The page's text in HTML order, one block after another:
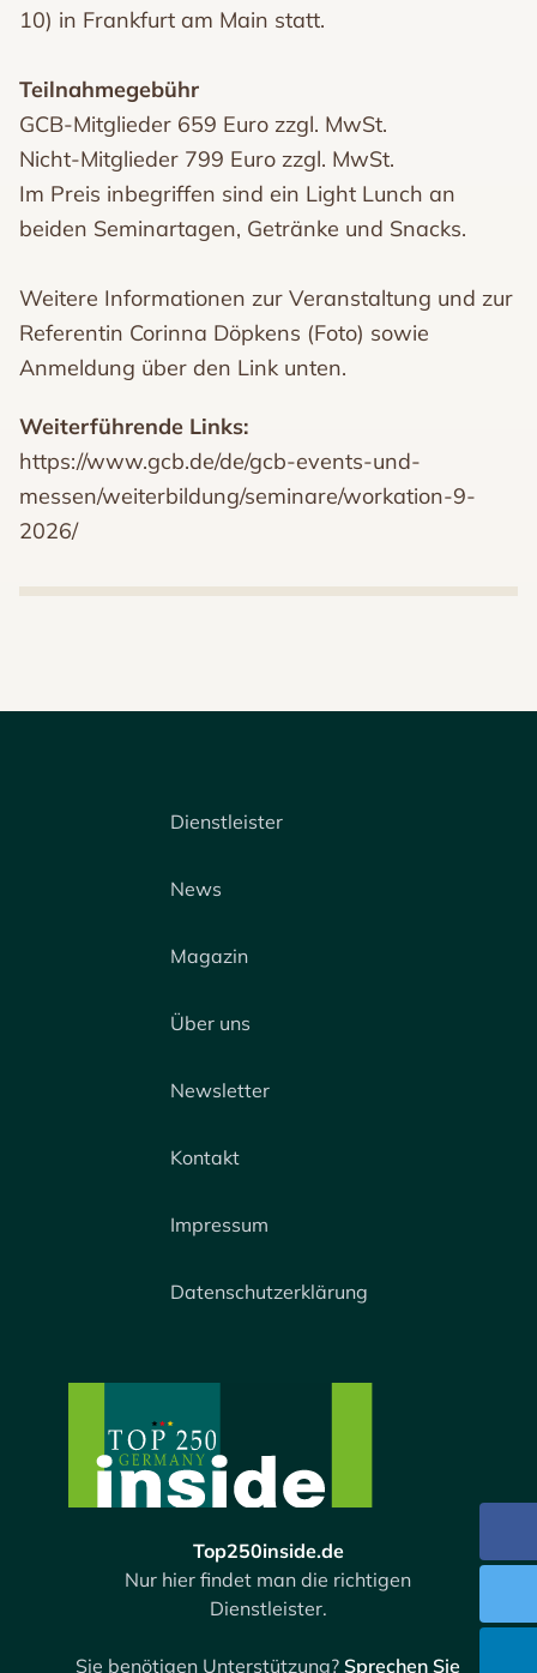
10) in Frankfurt am Main statt.
Teilnahmegebühr
GCB-Mitglieder 659 Euro zzgl. MwSt.
Nicht-Mitglieder 799 Euro zzgl. MwSt.
Im Preis inbegriffen sind ein Light Lunch an
beiden Seminartagen, Getränke und Snacks.
Weitere Informationen zur Veranstaltung und zur
Referentin Corinna Döpkens (Foto) sowie
Anmeldung über den Link unten.
Weiterführende Links:
https://www.gcb.de/de/gcb-events-und-
messen/weiterbildung/seminare/workation-9-
2026/
Dienstleister
News
Magazin
Über uns
Newsletter
Kontakt
Impressum
Datenschutzerklärung
Top250inside.de
Nur hier findet man die richtigen
Dienstleister.
Sie benötigen Unterstützung? Sprechen Sie